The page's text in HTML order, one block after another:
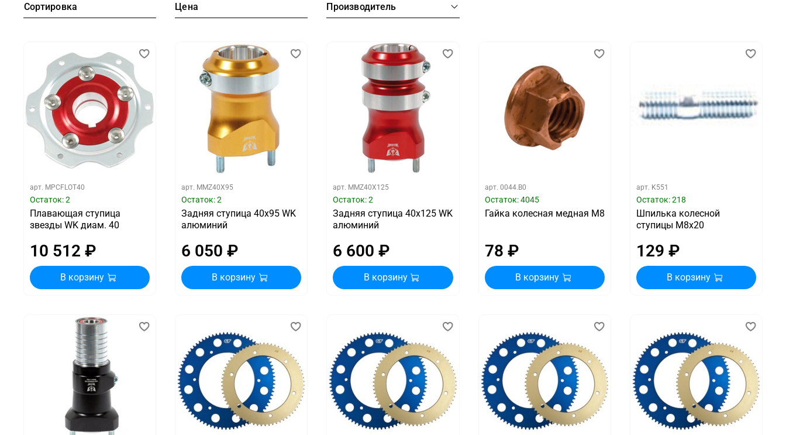
Сортировка Цена Производитель
арт. MPCFLOT40
Остаток: 2
Плавающая ступица
звезды WK диам. 40
10 512 ₽
В корзину
арт. MMZ40X95
Остаток: 2
Задняя ступица 40х95 WK
алюминий
6 050 ₽
В корзину
арт. MMZ40X125
Остаток: 2
Задняя ступица 40х125 WK
алюминий
6 600 ₽
В корзину
арт. 0044.B0
Остаток: 4045
Гайка колесная медная M8
78 ₽
В корзину
арт. K551
Остаток: 218
Шпилька колесной
ступицы M8x20
129 ₽
В корзину